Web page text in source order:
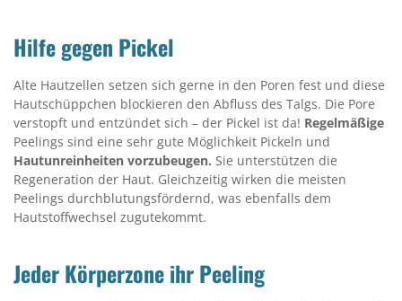
Hilfe gegen Pickel
Alte Hautzellen setzen sich gerne in den Poren fest und diese
Hautschüppchen blockieren den Abfluss des Talgs. Die Pore
verstopft und entzündet sich – der Pickel ist da! Regelmäßige
Peelings sind eine sehr gute Möglichkeit Pickeln und
Hautunreinheiten vorzubeugen. Sie unterstützen die
Regeneration der Haut. Gleichzeitig wirken die meisten
Peelings durchblutungsfördernd, was ebenfalls dem
Hautstoffwechsel zugutekommt.
Jeder Körperzone ihr Peeling